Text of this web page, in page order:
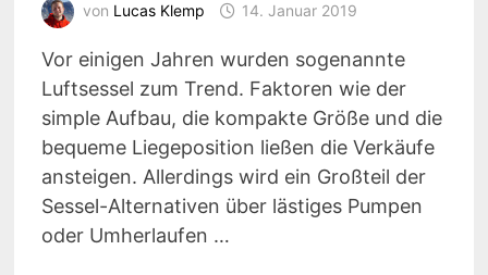
von Lucas Klemp 14. Januar 2019
Vor einigen Jahren wurden sogenannte
Luftsessel zum Trend. Faktoren wie der
simple Aufbau, die kompakte Größe und die
bequeme Liegeposition ließen die Verkäufe
ansteigen. Allerdings wird ein Großteil der
Sessel-Alternativen über lästiges Pumpen
oder Umherlaufen …